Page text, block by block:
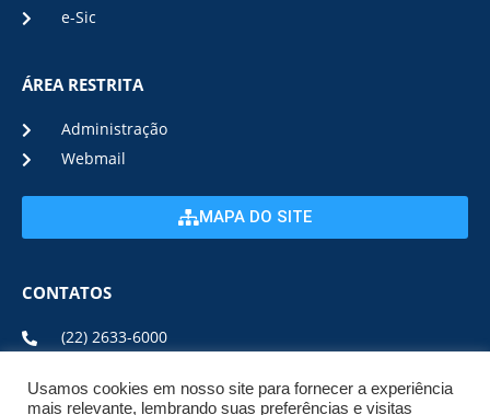
e-Sic
ÁREA RESTRITA
Administração
Webmail
MAPA DO SITE
CONTATOS
(22) 2633-6000
ENDEREÇO E HORÁRIO
Usamos cookies em nosso site para fornecer a experiência
mais relevante, lembrando suas preferências e visitas